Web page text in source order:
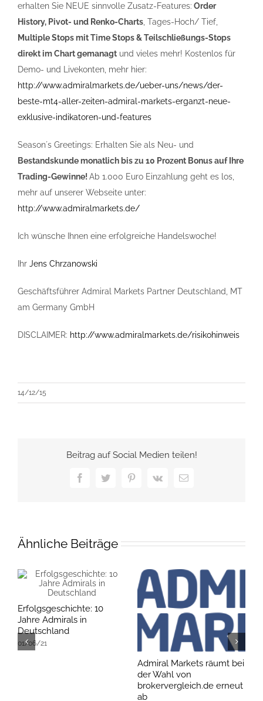
erhalten Sie NEUE sinnvolle Zusatz-Features: Order
History, Pivot- und Renko-Charts , Tages-Hoch/ Tief,
Multiple Stops mit Time Stops & Teilschließungs-Stops
direkt im Chart gemanagt und vieles mehr! Kostenlos für
Demo- und Livekonten, mehr hier:
http://www.admiralmarkets.de/ueber-uns/news/der-
beste-mt4-aller-zeiten-admiral-markets-erganzt-neue-
exklusive-indikatoren-und-features
Seasonʼs Greetings: Erhalten Sie als Neu- und
Bestandskunde monatlich bis zu 10 Prozent Bonus auf Ihre
Trading-Gewinne! Ab 1.000 Euro Einzahlung geht es los,
mehr auf unserer Webseite unter:
http://www.admiralmarkets.de/
Ich wünsche Ihnen eine erfolgreiche Handelswoche!
Ihr Jens Chrzanowski
Geschäftsführer Admiral Markets Partner Deutschland, MT
am Germany GmbH
DISCLAIMER: http://www.admiralmarkets.de/risikohinweis
14/12/15
Beitrag auf Social Medien teilen!
FacebookTwitterPinterest
Vk
E-
Ähnliche Beiträge
Erfolgsgeschichte: 10
Jahre Admirals in
Deutschland
01/06/21
Admiral Markets räumt bei
der Wahl von
brokervergleich.de erneut
ab